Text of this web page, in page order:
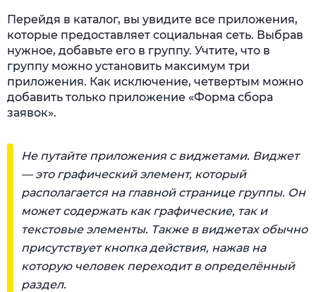
Перейдя в каталог, вы увидите все приложения,
которые предоставляет социальная сеть. Выбрав
нужное, добавьте его в группу. Учтите, что в
группу можно установить максимум три
приложения. Как исключение, четвертым можно
добавить только приложение «Форма сбора
заявок».
Не путайте приложения с виджетами. Виджет
— это графический элемент, который
располагается на главной странице группы. Он
может содержать как графические, так и
текстовые элементы. Также в виджетах обычно
присутствует кнопка действия, нажав на
которую человек переходит в определённый
раздел.